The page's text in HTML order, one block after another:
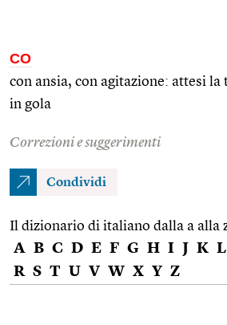
CO
con ansia, con agitazione: attesi la
in gola
Correzioni e suggerimenti
Condividi
Il dizionario di italiano dalla a alla
A B C D E F G H I J K L
R S T U V W X Y Z